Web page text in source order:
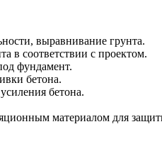
выравнивание грунта.
в соответствии с проектом.
фундамент.
бетона.
бетона.
материалом для